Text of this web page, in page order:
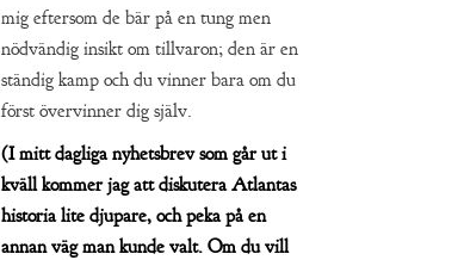
mig eftersom de bär på en tung men
nödvändig insikt om tillvaron; den är en
ständig kamp och du vinner bara om du
först övervinner dig själv.
(I mitt dagliga nyhetsbrev som går ut i
kväll kommer jag att diskutera Atlantas
historia lite djupare, och peka på en
annan väg man kunde valt. Om du vill